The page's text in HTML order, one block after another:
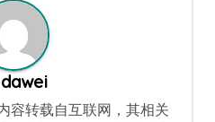
dawei
容转载自互联网，其相关